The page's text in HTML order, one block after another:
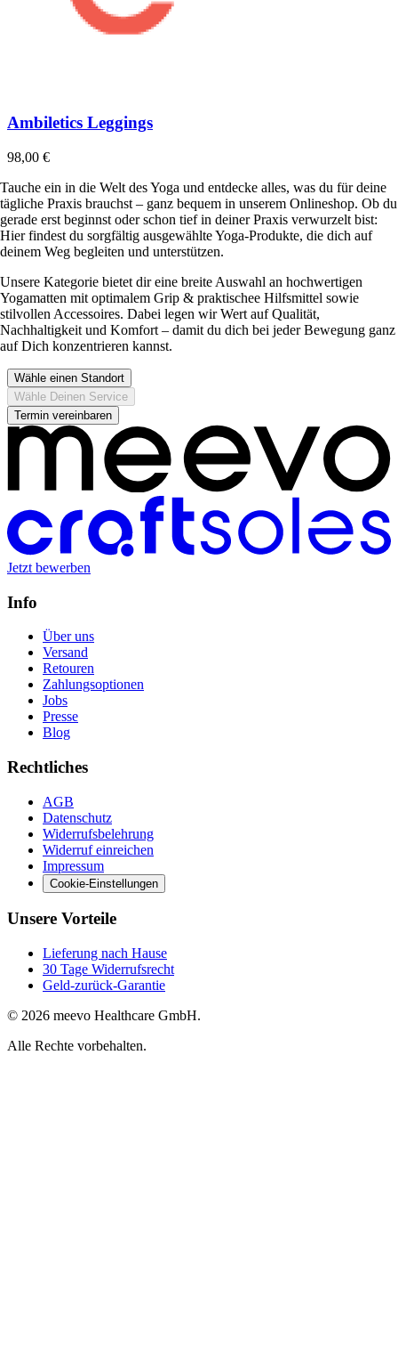
Ambiletics Leggings
98,00 €
Tauche ein in die Welt des Yoga und entdecke alles, was du für deine
tägliche Praxis brauchst – ganz bequem in unserem Onlineshop. Ob du
gerade erst beginnst oder schon tief in deiner Praxis verwurzelt bist:
Hier findest du sorgfältig ausgewählte Yoga-Produkte, die dich auf
deinem Weg begleiten und unterstützen.
Unsere Kategorie bietet dir eine breite Auswahl an hochwertigen
Yogamatten mit optimalem Grip & praktischee Hilfsmittel sowie
stilvollen Accessoires. Dabei legen wir Wert auf Qualität,
Nachhaltigkeit und Komfort – damit du dich bei jeder Bewegung ganz
auf Dich konzentrieren kannst.
Wähle einen Standort
Wähle Deinen Service
Termin vereinbaren
Jetzt bewerben
Info
Über uns
Versand
Retouren
Zahlungsoptionen
Jobs
Presse
Blog
Rechtliches
AGB
Datenschutz
Widerrufsbelehrung
Widerruf einreichen
Impressum
Cookie-Einstellungen
Unsere Vorteile
Lieferung nach Hause
30 Tage Widerrufsrecht
Geld-zurück-Garantie
© 2026 meevo Healthcare GmbH.
Alle Rechte vorbehalten.